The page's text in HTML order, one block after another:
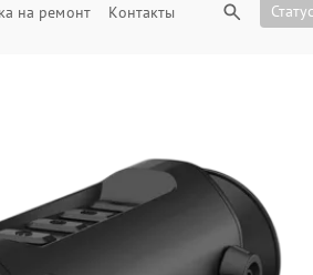
на ремонт Контакты